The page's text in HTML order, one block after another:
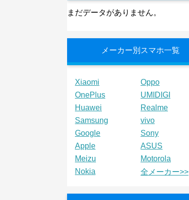
まだデータがありません。
メーカー別スマホ一覧
Xiaomi
Oppo
OnePlus
UMIDIGI
Huawei
Realme
Samsung
vivo
Google
Sony
Apple
ASUS
Meizu
Motorola
Nokia
全メーカー>>